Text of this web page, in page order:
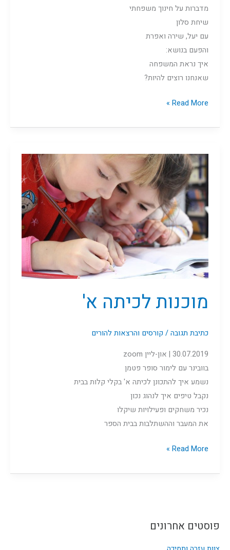
מדברות על חינוך משפחתי
שיחת סלון
עם יעל, שירה ואפרת
והפעם בנושא:
איך נראת המשפחה
שאנחנו רוצים להיות?
Read More »
מוכנות לכיתה א'
כתיבת תגובה/ קורסים והרצאות להורים
30.07.2019 | און-ליין zoom
בוובינר עם לימור סופר פטמן
נשמע איך להתכונן לכיתה א' בקלי קלות בבית
נקבל טיפים איך לנהוג נכון
נכיר משחקים ופעילויות שיקלו
את המעבר וההשתלבות בבית הספר
מוכנות
לכיתה
א'
Read More »
פוסטים אחרונים